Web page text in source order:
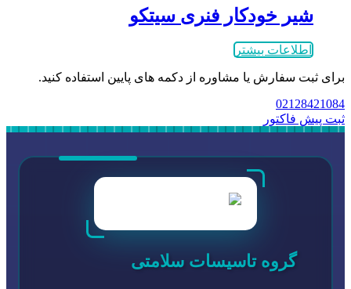
شیر خودکار فنری سیتکو
اطلاعات بیشتر
برای ثبت سفارش یا مشاوره از دکمه های پایین استفاده کنید.
02128421084
ثبت پیش فاکتور
گروه تاسیسات سلامتی